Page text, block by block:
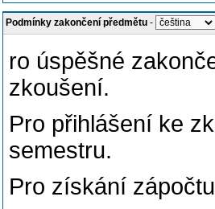
Podmínky zakončení předmětu -
ro úspěšné
zkoušení.
Pro přihlášení ke
semestru.
Pro získání